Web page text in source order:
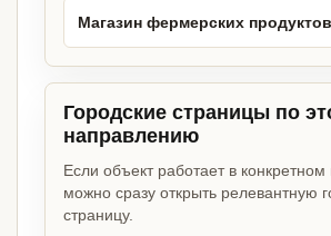
Магазин фермерских продуктов
Городские страницы по
направлению
Если объект работает в конкретном
можно сразу открыть релевантную
страницу.